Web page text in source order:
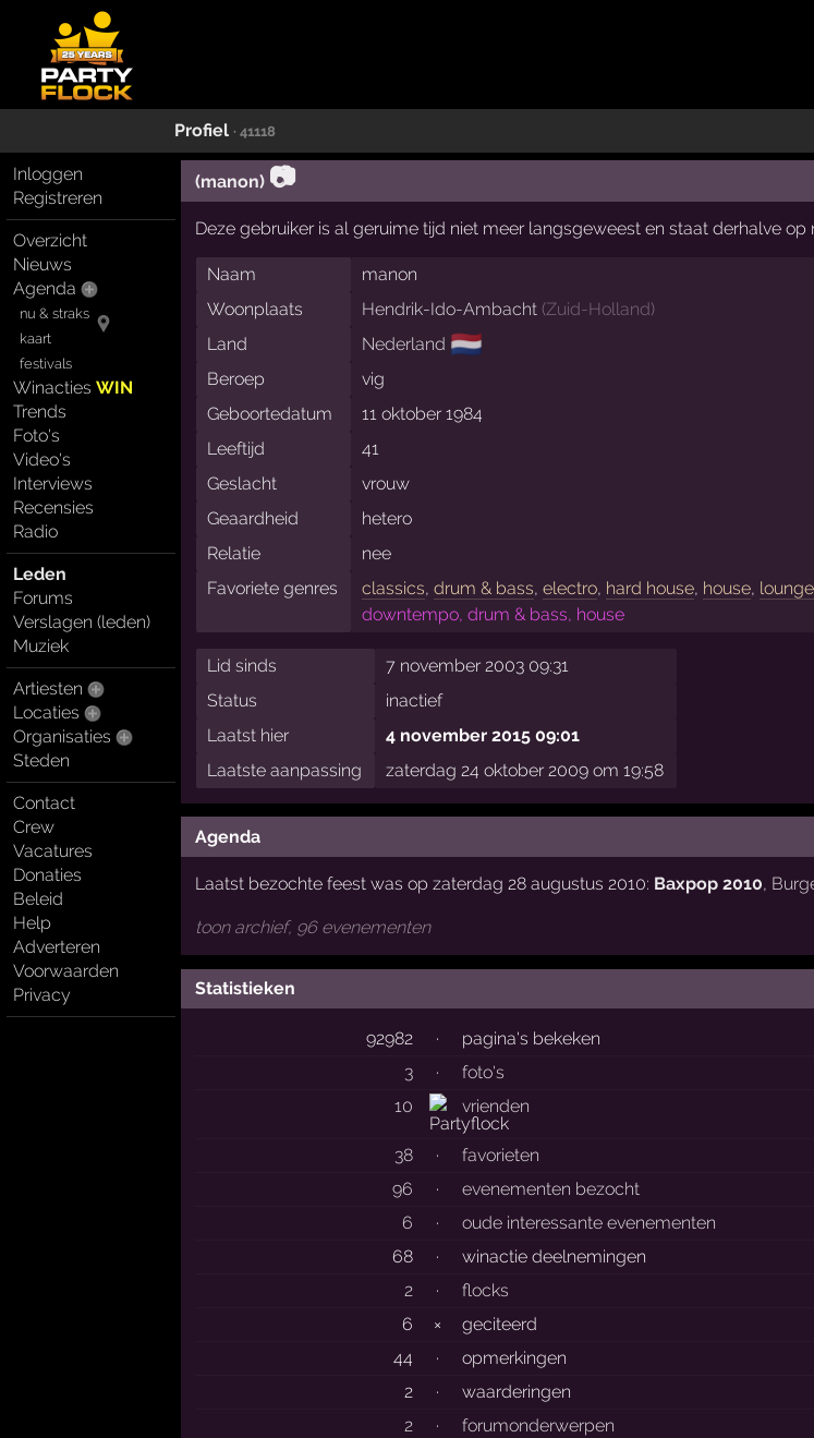
Profiel · 41118
Inloggen
Registreren
Overzicht
Nieuws
Agenda
nu & straks
kaart
festivals
WinactiesWIN
Trends
Foto's
Video's
Interviews
Recensies
Radio
Leden
Forums
Verslagen (leden)
Muziek
Artiesten
Locaties
Organisaties
Steden
Contact
Crew
Vacatures
Donaties
Beleid
Help
Adverteren
Voorwaarden
Privacy
(manon) 📷
Deze gebruiker is al geruime tijd niet meer langsgeweest en staat derhalve op
Naam
manon
Woonplaats
Hendrik-Ido-Ambacht (Zuid-Holland)
Land
Nederland 🇳🇱
Beroep
vig
Geboortedatum
11 oktober 1984
Leeftijd
41
Geslacht
vrouw
Geaardheid
hetero
Relatie
nee
Favoriete genres
classics,drum & bass,electro, hard house, house, lounge
downtempo, drum & bass, house
Lid sinds
7 november 2003 09:31
Status
inactief
Laatst hier
4 november 2015 09:01
Laatste aanpassing
zaterdag 24 oktober 2009 om 19:58
Agenda
Laatst bezochte feest was op zaterdag 28 augustus 2010: Baxpop 2010,
toon archief, 96 evenementen
Statistieken
92982 ·
pagina's bekeken
3
·
foto's
10
vrienden
38 ·
favorieten
96
·
evenementen bezocht
6
·
oude interessante evenementen
68
·
winactie deelnemingen
2
·
flocks
6
×
geciteerd
44
·
opmerkingen
2
·
waarderingen
2
·
forumonderwerpen